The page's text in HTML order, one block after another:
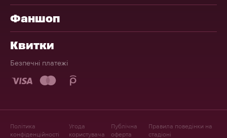
Фаншоп
Квитки
Безпечні платежі
Політика
конфіденційності
Угода
користувача
Публічна
оферта
Правила поведінки на
стадіоні